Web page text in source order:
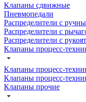
Клапаны сдвижные
Пневмопедали
Распределители с
Распределители с
Распределители с
Клапаны процесс-
Клапаны процесс-
Клапаны процесс-
Клапаны прочие